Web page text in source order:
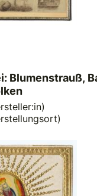
Blumenstrauß,